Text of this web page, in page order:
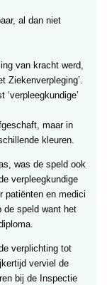
al dan niet
van kracht werd,
Ziekenverpleging’.
maar in
kleuren.
was de speld ook
verpleegkundige
patiënten en medici
de speld want het
verplichting tot
verviel de
bij de Inspectie